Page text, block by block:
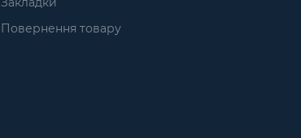
Повернення товару